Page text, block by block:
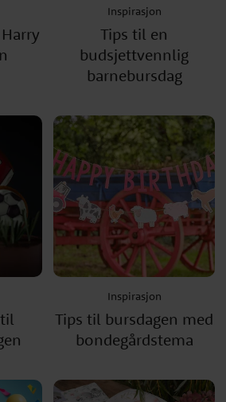
Inspirasjon
Tips til en
budsjettvennlig
barnebursdag
Inspirasjon
Tips til bursdagen med
bondegårdstema